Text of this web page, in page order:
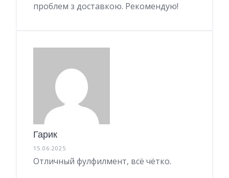
проблем з доставкою. Рекомендую!
Гарик
15.06.2025
Отличный фулфилмент, всё чётко.